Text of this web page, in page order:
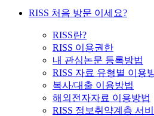
RISS 처음 방문 이세요?
RISS란?
RISS 이용권한
내 관심논문 등록방법
RISS 자료 유형별 이용
복사/대출 이용방법
해외전자자료 이용방법
RISS 정보취약계층 서